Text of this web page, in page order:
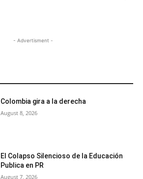
- Advertisment -
Colombia gira a la derecha
August 8, 2026
El Colapso Silencioso de la Educación
Publica en PR
August 7, 2026